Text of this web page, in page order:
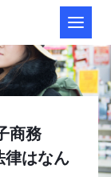
商務
律はなん